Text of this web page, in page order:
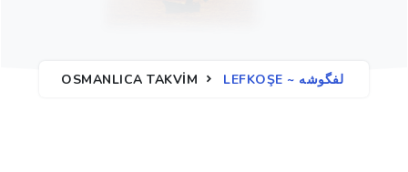
OSMANLICA TAKVIM LEFKOŞE ~ لفگوشه